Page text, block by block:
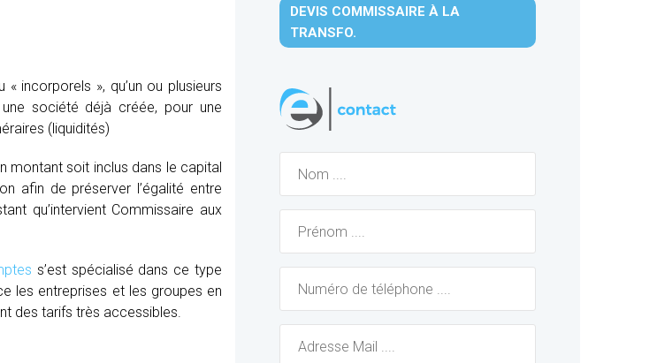
incorporels », qu’un ou plusieurs
société déjà créée, pour une
(liquidités)
montant soit inclus dans le capital
afin de préserver l’égalité entre
qu’intervient Commissaire aux
s’est spécialisé dans ce type
les entreprises et les groupes en
des tarifs très accessibles.
DEVIS COMMISSAIRE À LA
TRANSFO.